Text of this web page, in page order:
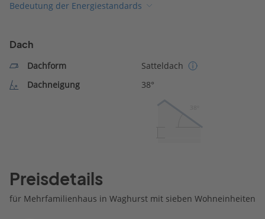
Bedeutung der Energiestandards
Dach
Dachform
Satteldach
Dachneigung
38°
Preisdetails
für Mehrfamilienhaus in Waghurst mit sieben Wohneinheiten